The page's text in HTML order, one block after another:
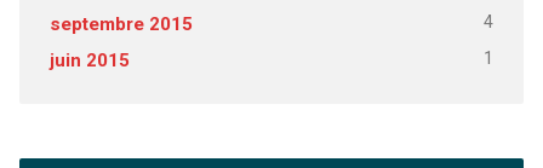
septembre 2015 4
juin 2015 1